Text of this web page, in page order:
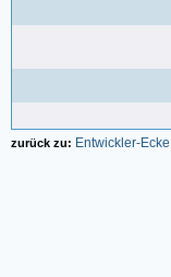
zurück zu: Entwickler-Ecke